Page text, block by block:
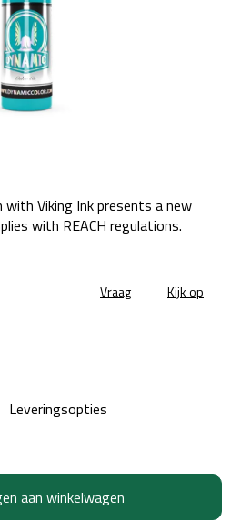
Leveringsopties
aan winkelwagen
with Viking Ink presents a new
with REACH regulations.
Vraag Kijk op